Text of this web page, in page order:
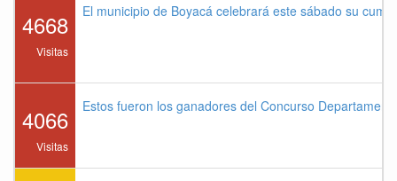
4668
Visitas
El municipio de Boyacá celebrará este sábado su
4066
Visitas
Estos fueron los ganadores del Concurso